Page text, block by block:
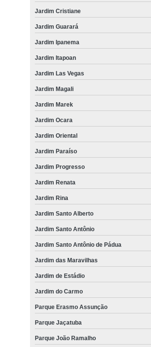
Jardim Cristiane
Jardim Guarará
Jardim Ipanema
Jardim Itapoan
Jardim Las Vegas
Jardim Magali
Jardim Marek
Jardim Ocara
Jardim Oriental
Jardim Paraíso
Jardim Progresso
Jardim Renata
Jardim Rina
Jardim Santo Alberto
Jardim Santo Antônio
Jardim Santo Antônio de Pádua
Jardim das Maravilhas
Jardim de Estádio
Jardim do Carmo
Parque Erasmo Assunção
Parque Jaçatuba
Parque João Ramalho